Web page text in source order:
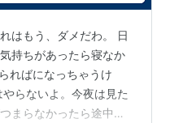
はもう、ダメだわ。 日
持ちがあったら寝なか
ればになっちゃうけ
らないよ。今夜は見た
まらなかったら途中で